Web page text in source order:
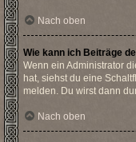
Nach oben
Wie kann ich Beiträge
Wenn ein Administrator
hat, siehst du eine
melden. Du wirst dann
Nach oben